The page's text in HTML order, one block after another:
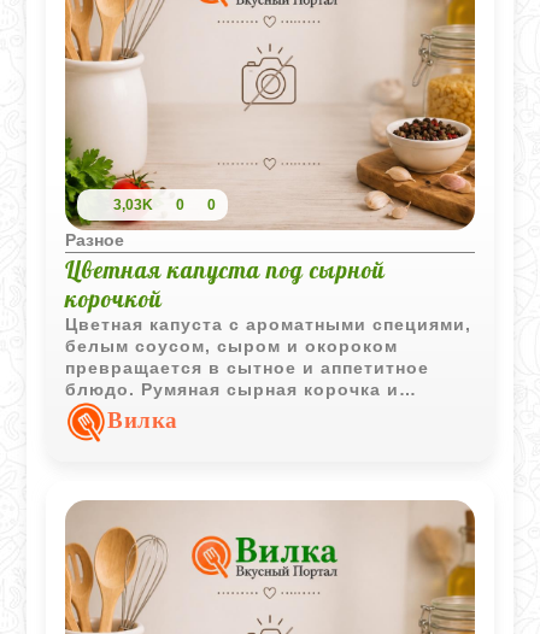
3,03K 0 0
Разное
Цветная капуста под сырной
корочкой
Цветная капуста с ароматными специями,
белым соусом, сыром и окороком
превращается в сытное и аппетитное
блюдо. Румяная сырная корочка и
насыщенный вкус делают его отличным
вариантом для обеда или ужина.
Вилка